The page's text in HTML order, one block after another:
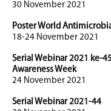
30 November 2021
Poster World
18-24 November 2021
Serial Webinar 2021 ke-
Awareness Week
24 November 2021
Serial Webinar 2021-44